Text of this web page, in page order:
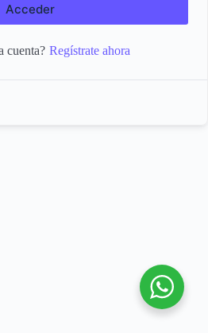
Acceder
cuenta? Regístrate ahora